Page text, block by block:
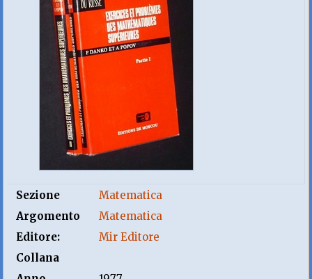
Sezione
Matematica
Argomento
Matematica
Editore:
Mir Editore
Collana